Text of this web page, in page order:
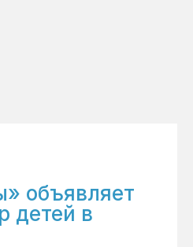
объявляет
детей в